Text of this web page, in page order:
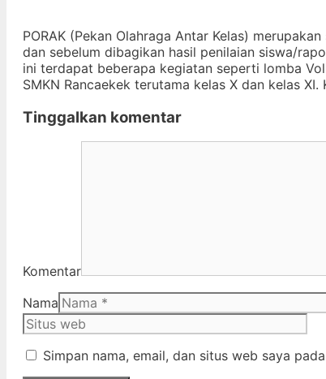
PORAK (Pekan Olahraga Antar Kelas)
dan sebelum dibagikan hasil penilaian siswa/
ini terdapat beberapa kegiatan seperti lomba
SMKN Rancaekek terutama kelas X dan kelas
Tinggalkan komentar
Komentar
Nama
Simpan nama, email, dan situs web saya